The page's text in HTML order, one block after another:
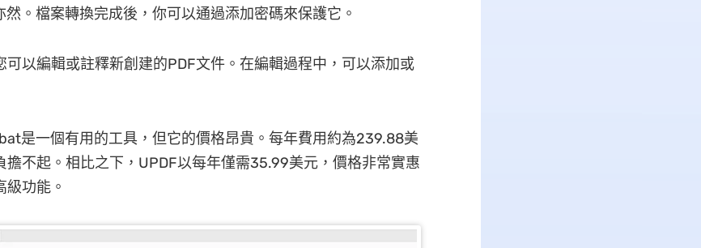
然。檔案轉換完成後，你可以通過添加密碼來保護它。
可以編輯或註釋新創建的PDF文件。在編輯過程中，可以添加或
是一個有用的工具，但它的價格昂貴。每年費用約為239.88美
擔不起。相比之下，UPDF以每年僅需35.99美元，價格非常實惠
級功能。